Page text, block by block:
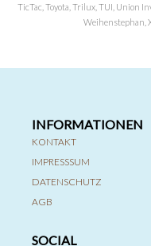
TicTac, Toyota, Trilux, TUI, Union
Weihenstephan,
INFORMATIONEN
KONTAKT
IMPRESSSUM
DATENSCHUTZ
AGB
SOCIAL